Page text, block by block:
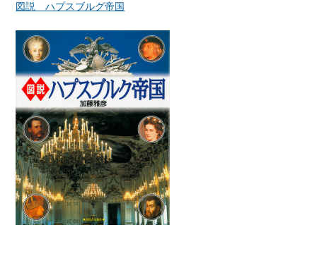
図説 ハプスブルグ帝国